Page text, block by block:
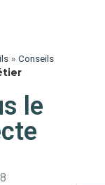
» Conseils
le